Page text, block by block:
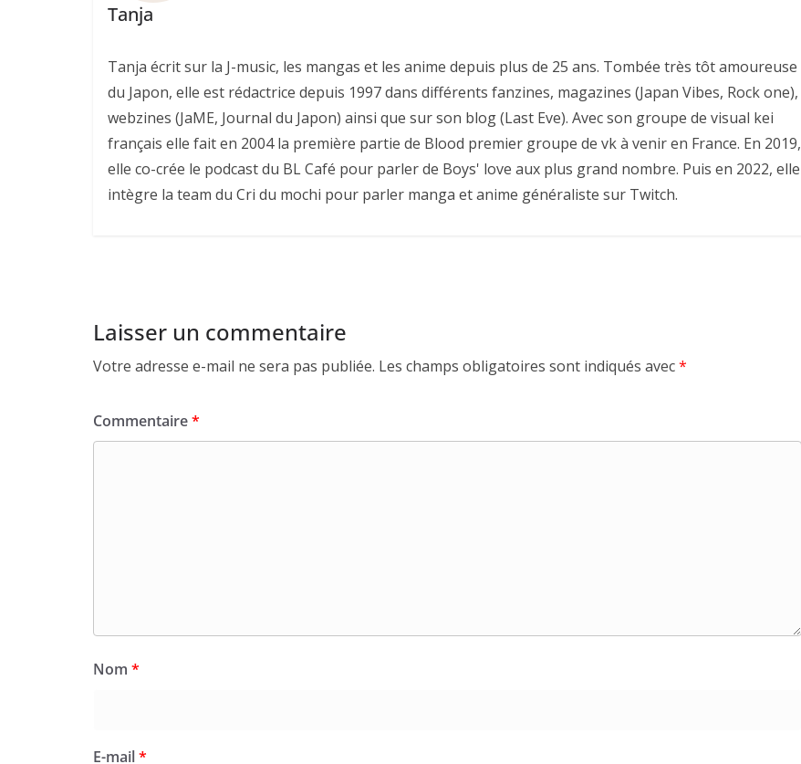
Tanja
Tanja écrit sur la J-music, les mangas et les anime depuis plus de 25 ans. Tombée très tôt amoureuse
du Japon, elle est rédactrice depuis 1997 dans différents fanzines, magazines (Japan Vibes, Rock one),
webzines (JaME, Journal du Japon) ainsi que sur son blog (Last Eve). Avec son groupe de visual kei
français elle fait en 2004 la première partie de Blood premier groupe de vk à venir en France. En 2019,
elle co-crée le podcast du BL Café pour parler de Boys' love aux plus grand nombre. Puis en 2022, elle
intègre la team du Cri du mochi pour parler manga et anime généraliste sur Twitch.
Laisser un commentaire
Votre adresse e-mail ne sera pas publiée. Les champs obligatoires sont indiqués avec*
Commentaire*
Nom *
E-mail*